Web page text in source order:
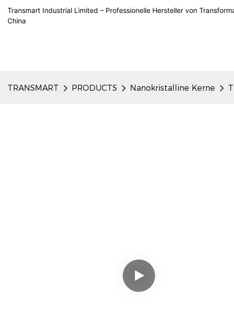
Transmart Industrial Limited – Professionelle Hersteller von
China
TRANSMART PRODUCTS Nanokristalline Kerne